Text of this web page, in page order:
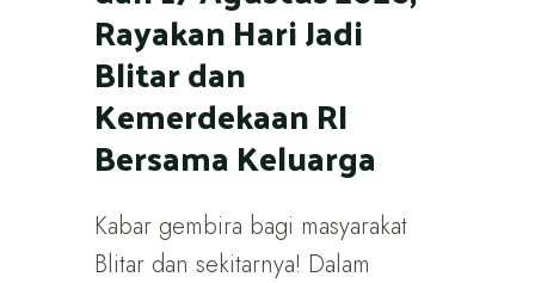
Rayakan Hari Jadi
Blitar dan
Kemerdekaan RI
Bersama Keluarga
Kabar gembira bagi masyarakat
Blitar dan sekitarnya! Dalam